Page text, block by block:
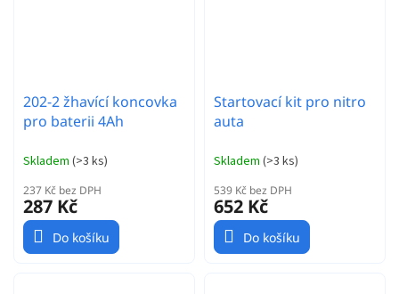
202-2 žhavící koncovka
pro baterii 4Ah
Skladem (>3 ks)
237 Kč bez DPH
287 Kč
Do košíku
Startovací kit pro nitro
auta
Skladem (>3 ks)
539 Kč bez DPH
652 Kč
Do košíku